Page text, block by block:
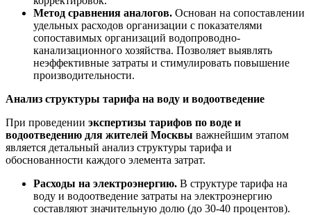
Метод сравнения аналогов. Основан на сопоставлении
удельных расходов организации с показателями
сопоставимых организаций водопроводно-
канализационного хозяйства. Позволяет выявлять
неэффективные затраты и стимулировать повышение
производительности.
Анализ структуры тарифа на воду и водоотведение
При проведении экспертизы тарифов по воде и
водоотведению для жителей Москвы важнейшим этапом
является детальный анализ структуры тарифа и
обоснованности каждого элемента затрат.
Расходы на электроэнергию. В структуре тарифа на
воду и водоотведение затраты на электроэнергию
составляют значительную долю (до 30-40 процентов).